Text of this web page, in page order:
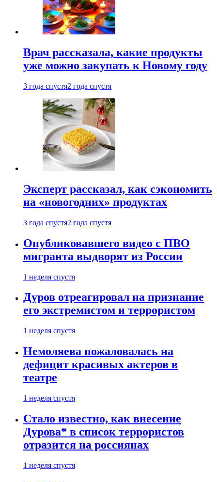
Врач рассказала, какие продукты
уже можно закупать к Новому году
3 года спустя2 года спустя
Эксперт рассказал, как сэкономить
на «новогодних» продуктах
3 года спустя2 года спустя
Опубликовавшего видео с ПВО
мигранта выдворят из России
1 неделя спустя
Дуров отреагировал на признание
его экстремистом и террористом
1 неделя спустя
Немоляева пожаловалась на
дефицит красивых актеров в
театре
1 неделя спустя
Стало известно, как внесение
Дурова* в список террористов
отразится на россиянах
1 неделя спустя